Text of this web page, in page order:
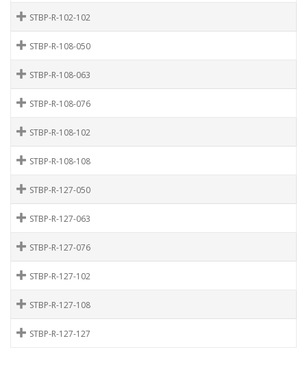
STBP-R-102-102
STBP-R-108-050
STBP-R-108-063
STBP-R-108-076
STBP-R-108-102
STBP-R-108-108
STBP-R-127-050
STBP-R-127-063
STBP-R-127-076
STBP-R-127-102
STBP-R-127-108
STBP-R-127-127